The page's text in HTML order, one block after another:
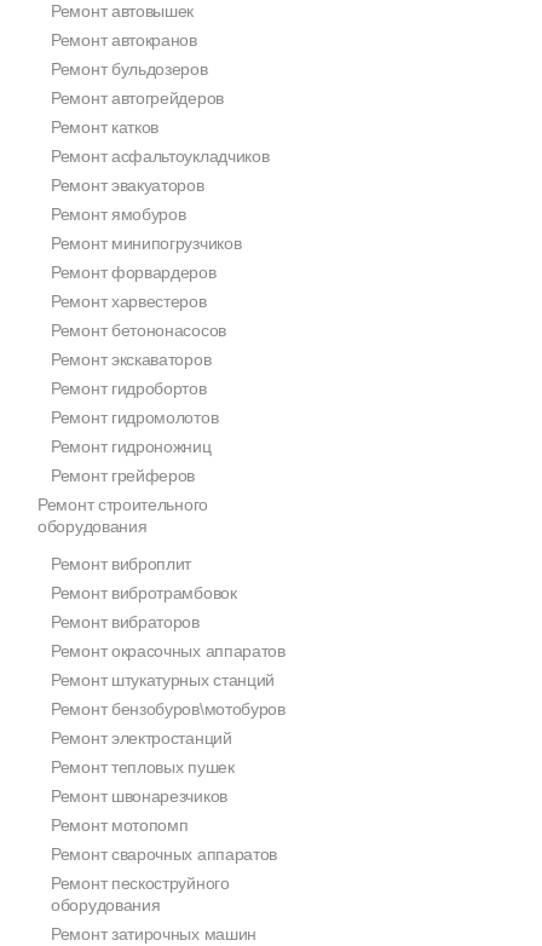
Ремонт автовышек
Ремонт автокранов
Ремонт бульдозеров
Ремонт автогрейдеров
Ремонт катков
Ремонт асфальтоукладчиков
Ремонт эвакуаторов
Ремонт ямобуров
Ремонт минипогрузчиков
Ремонт форвардеров
Ремонт харвестеров
Ремонт бетононасосов
Ремонт экскаваторов
Ремонт гидробортов
Ремонт гидромолотов
Ремонт гидроножниц
Ремонт грейферов
Ремонт строительного
оборудования
Ремонт виброплит
Ремонт вибротрамбовок
Ремонт вибраторов
Ремонт окрасочных аппаратов
Ремонт штукатурных станций
Ремонт бензобуров\мотобуров
Ремонт электростанций
Ремонт тепловых пушек
Ремонт швонарезчиков
Ремонт мотопомп
Ремонт сварочных аппаратов
Ремонт пескоструйного
оборудования
Ремонт затирочных машин